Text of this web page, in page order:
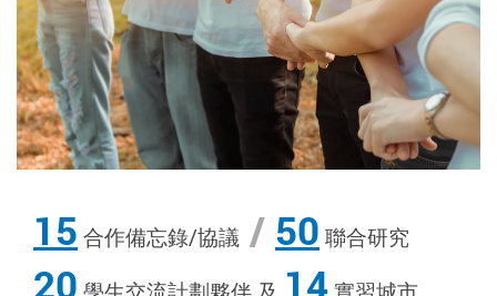
15 合作備忘錄/協議 / 50 聯合研究
20 14
15 合作備忘錄/協議 / 50 聯合研究
20 14